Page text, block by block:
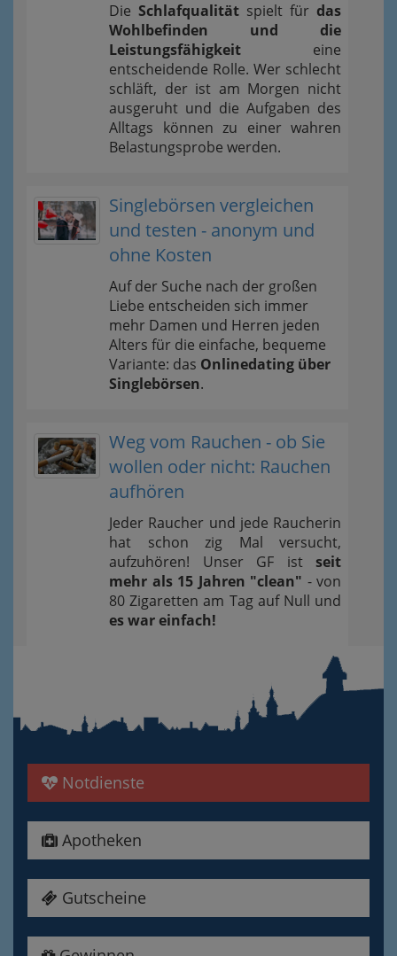
Die Schlafqualität spielt für das
Wohlbefinden und die
Leistungsfähigkeit eine
entscheidende Rolle. Wer schlecht
schläft, der ist am Morgen nicht
ausgeruht und die Aufgaben des
Alltags können zu einer wahren
Belastungsprobe werden.
Singlebörsen vergleichen
und testen - anonym und
ohne Kosten
Auf der Suche nach der großen
Liebe entscheiden sich immer
mehr Damen und Herren jeden
Alters für die einfache, bequeme
Variante: das Onlinedating über
Singlebörsen.
Weg vom Rauchen - ob Sie
wollen oder nicht: Rauchen
aufhören
Jeder Raucher und jede Raucherin
hat schon zig Mal versucht,
aufzuhören! Unser GF ist seit
mehr als 15 Jahren "clean" - von
80 Zigaretten am Tag auf Null und
es war einfach!
Notdienste
Apotheken
Gutscheine